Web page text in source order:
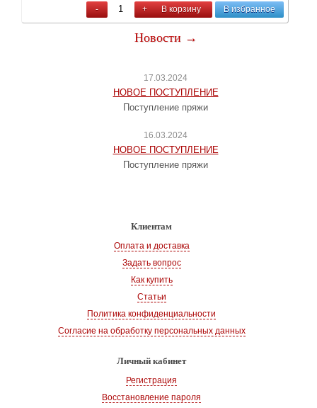
- + В корзину В избранное
Новости →
17.03.2024
НОВОЕ ПОСТУПЛЕНИЕ
Поступление пряжи
16.03.2024
НОВОЕ ПОСТУПЛЕНИЕ
Поступление пряжи
Клиентам
Оплата и доставка
Задать вопрос
Как купить
Статьи
Политика конфиденциальности
Согласие на обработку персональных данных
Личный кабинет
Регистрация
Восстановление пароля